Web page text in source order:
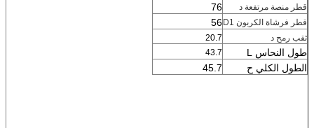
قطر منصة مرتفعة د 76
قطر فرشاة الكربون D1
56
ثقب رمح د 20.7
طول النحاس L 43.7
الطول الكلي ح 45.7